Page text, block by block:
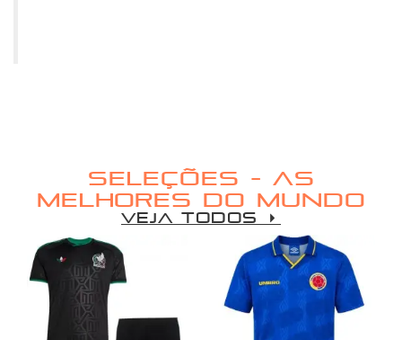
SELEÇÕES - AS
MELHORES DO MUNDO
VEJA TODOS